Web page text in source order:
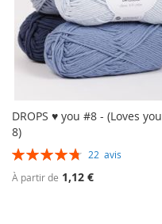
DROPS ♥ you #8 - (Loves you
8)
Évaluation:
22 avis
À partir de 1,12 €